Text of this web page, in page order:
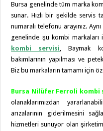
Bursa genelinde tüm marka
sunar. Hızlı bir şekilde servis
numaralı telefonu arayınız.
genelinde şu kombi markaları
kombi servisi, Baymak
bakımlarının yapılması ve
Biz bu markaların tamamı için
Bursa Nilüfer Ferroli kombi
olanaklarımızdan
arızalarının giderilmesini
hizmetleri sunuyor olan